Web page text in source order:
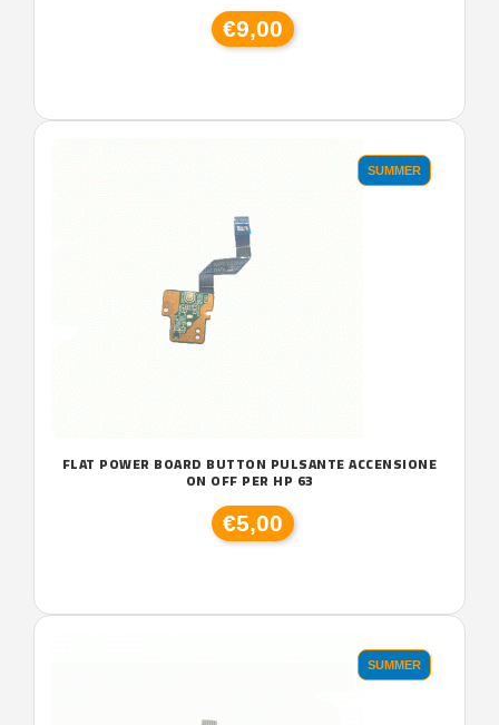
€9,00
SUMMER
FLAT POWER BOARD BUTTON PULSANTE ACCENSIONE
ON OFF PER HP 63
€5,00
SUMMER